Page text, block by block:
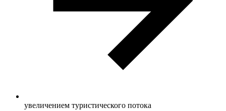
увеличением туристического потока